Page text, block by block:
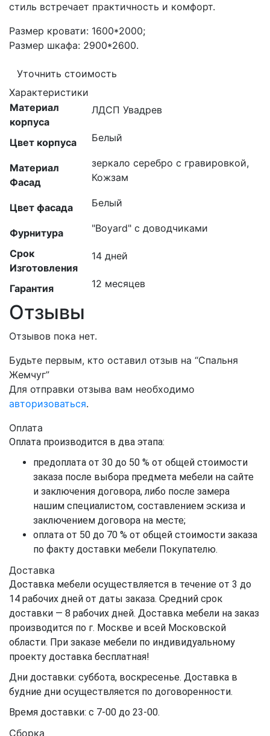
стиль встречает практичность и комфорт.
Размер кровати: 1600*2000;
Размер шкафа: 2900*2600.
Уточнить стоимость
Характеристики
Материал
корпуса
ЛДСП Увадрев
Цвет корпуса Белый
Материал
Фасад
зеркало серебро с гравировкой,
Кожзам
Цвет фасада Белый
Фурнитура "Boyard" с доводчиками
Срок
Изготовления
14 дней
Гарантия 12 месяцев
Отзывы
Отзывов пока нет.
Будьте первым, кто оставил отзыв на “Спальня
Жемчуг”
Для отправки отзыва вам необходимо
авторизоваться.
Оплата
Оплата производится в два этапа:
предоплата от 30 до 50 % от общей стоимости
заказа после выбора предмета мебели на сайте
и заключения договора, либо после замера
нашим специалистом, составлением эскиза и
заключением договора на месте;
оплата от 50 до 70 % от общей стоимости заказа
по факту доставки мебели Покупателю.
Доставка
Доставка мебели осуществляется в течение от 3 до
14 рабочих дней от даты заказа. Средний срок
доставки — 8 рабочих дней. Доставка мебели на заказ
производится по г. Москве и всей Московской
области. При заказе мебели по индивидуальному
проекту доставка бесплатная!
Дни доставки: суббота, воскресенье. Доставка в
будние дни осуществляется по договоренности.
Время доставки: с 7-00 до 23-00.
Сборка